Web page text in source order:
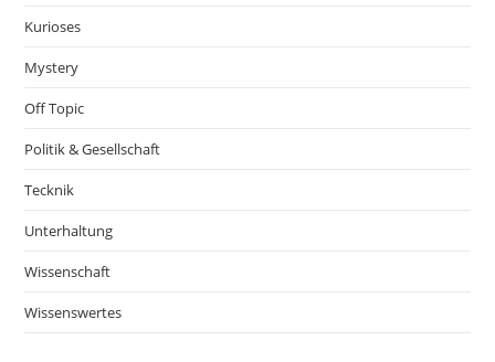
Kurioses
Mystery
Off Topic
Politik & Gesellschaft
Tecknik
Unterhaltung
Wissenschaft
Wissenswertes